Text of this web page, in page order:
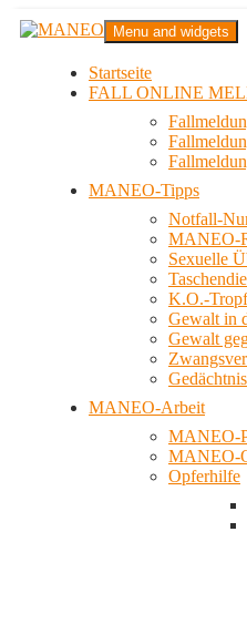
Zum
InhaltMANEO
Das schwule Anti-Gewalt-
Menu and widgets
Startseite
FALL ONLINE
MANEO-Tipps
Notfall-
MANEO-
Sexuelle
K.O.-
Gewalt in
Gewalt
MANEO-Arbeit
MANEO-
MANEO-
Opferhilfe